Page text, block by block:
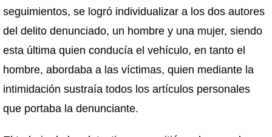
seguimientos, se logró individualizar a los dos autores
del delito denunciado, un hombre y una mujer, siendo
esta última quien conducía el vehículo, en tanto el
hombre, abordaba a las víctimas, quien mediante la
intimidación sustraía todos los artículos personales
que portaba la denunciante.